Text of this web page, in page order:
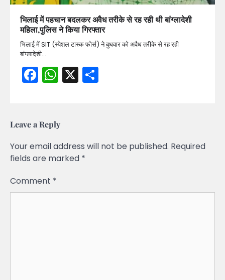
भिलाई में पहचान बदलकर अवैध तरीके से रह रही थी बांग्लादेशी
महिला,पुलिस ने किया गिरफ्तार
भिलाई में SIT (स्पेशल टास्क फोर्स) ने बुधवार को अवैध तरीके से रह रही
बांग्लादेशी…
Facebook
WhatsApp
X
Leave a Reply
Your email address will not be published. Required
fields are marked *
Comment *